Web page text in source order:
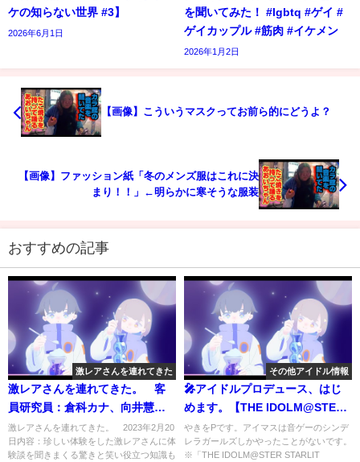
ケの知らない世界 #3】
2026年6月1日
を聞いてみた！ #lgbtq #ゲイ #
ゲイカップル #筋肉 #イケメン
2026年1月2日
【画像】こういうマスクってお前ら的にどうよ？
【画像】ファッション紙「冬のメンズ服はこれに決
まり！！」←明らかに寒そうな服装
おすすめの記事
激レアさんを連れてきた
激レアさんを連れてきた。 客
員研究員：倉科カナ、向井慧 2
月20日
激レアさんを連れてきた。 2023年2月20
日内容：珍しい体験をした激レアさんに体
験談を聞きまくる驚きと笑い役立つ知識も
その他アイドル情報
🎤アイドルプロデュース、はじ
めます。【THE IDOLM@STER
STARLIT SEASON】
やきをPです。アイマスは音ゲーのシンデ
レラガールズしかやったことがないです。
※「THE IDOLM@STER STARLIT